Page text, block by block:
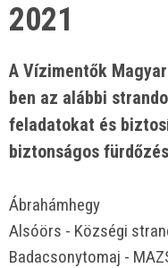
2021
A Vízimentők
ben az alábbi
feladatokat és
biztonságos
Ábrahámhegy
Alsóörs - Községi
Badacsonytomaj -